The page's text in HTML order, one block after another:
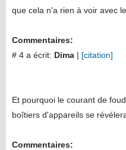
que cela n'a rien à voir avec
Commentaires:
# 4 a écrit: Dima | [citation]
Et pourquoi le courant de
boîtiers d'appareils se
Commentaires: